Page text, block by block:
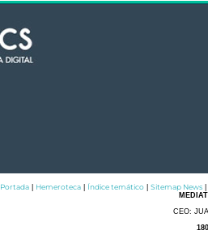
Portada Hemeroteca Índice temático Sitemap News
CEO: